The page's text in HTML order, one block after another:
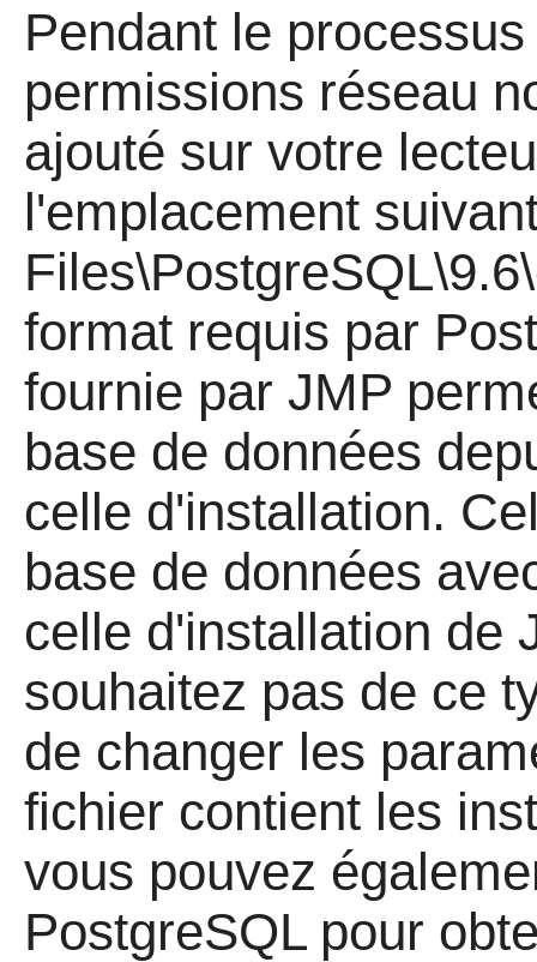
Pendant le
permissions réseau
ajouté sur votre
l'emplacement
format requis par
fournie par JMP
base de données
celle d'installation.
base de données
celle d'installation de
souhaitez pas de ce
de changer les
fichier contient les
vous pouvez
PostgreSQL pour